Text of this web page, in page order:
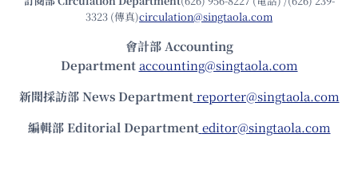
3323 (傳真)circulation@singtaola.com
會計部 Accounting
Department accounting@singtaola.com
新聞採訪部 News Department reporter@singtaola.com
編輯部 Editorial Department editor@singtaola.com